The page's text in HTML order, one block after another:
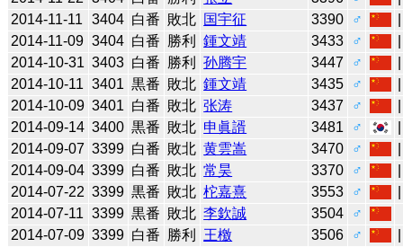
2014-11-11
3404 白番 敗北 国宇征 3390 ♂
2014-11-09 3404 白番 勝利 鍾文靖 3433 ♂
2014-10-31 3403 白番 勝利 孙腾宇 3447 ♂
2014-10-11 3401 黒番 敗北 鍾文靖 3435 ♂
2014-10-09 3401 白番 敗北 张涛 3437 ♂
2014-09-14 3400 黒番 敗北 申眞諝 3481 ♂
2014-09-07 3399 白番 敗北 黄雲嵩 3470 ♂
2014-09-04 3399 白番 敗北 常昊 3370 ♂
2014-07-22 3399 黒番 敗北 柁嘉熹 3553 ♂
2014-07-11 3399 黒番 敗北 李欽誠 3504
♂
2014-07-09 3399 白番 勝利 王檄 3506 ♂